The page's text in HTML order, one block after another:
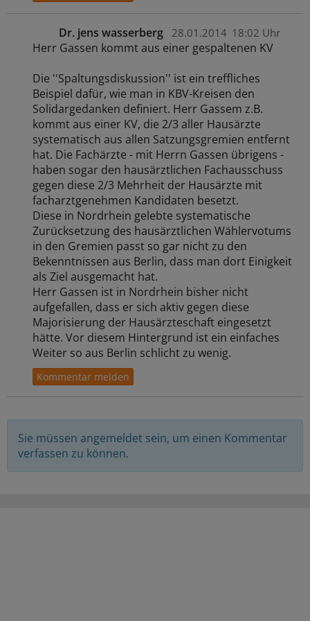
Dr. jens wasserberg 28.01.2014 18:02 Uhr
Herr Gassen kommt aus einer gespaltenen KV
Die ''Spaltungsdiskussion'' ist ein treffliches
Beispiel dafür, wie man in KBV-Kreisen den
Solidargedanken definiert. Herr Gassem z.B.
kommt aus einer KV, die 2/3 aller Hausärzte
systematisch aus allen Satzungsgremien entfernt
hat. Die Fachärzte - mit Herrn Gassen übrigens -
haben sogar den hausärztlichen Fachausschuss
gegen diese 2/3 Mehrheit der Hausärzte mit
facharztgenehmen Kandidaten besetzt.
Diese in Nordrhein gelebte systematische
Zurücksetzung des hausärztlichen Wählervotums
in den Gremien passt so gar nicht zu den
Bekenntnissen aus Berlin, dass man dort Einigkeit
als Ziel ausgemacht hat.
Herr Gassen ist in Nordrhein bisher nicht
aufgefallen, dass er sich aktiv gegen diese
Majorisierung der Hausärzteschaft eingesetzt
hätte. Vor diesem Hintergrund ist ein einfaches
Weiter so aus Berlin schlicht zu wenig.
Sie müssen angemeldet sein, um einen Kommentar
verfassen zu können.